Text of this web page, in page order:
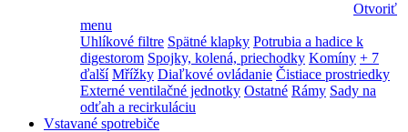
Otvoriť
menu
Uhlíkové filtre Spätné klapky Potrubia a hadice k
digestorom Spojky, kolená, priechodky Komíny + 7
ďalší Mřížky Diaľkové ovládanie Čistiace prostriedky
Externé ventilačné jednotky Ostatné Rámy Sady na
odťah a recirkuláciu
Vstavané spotrebiče